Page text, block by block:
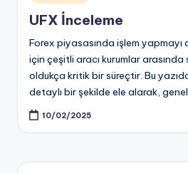
in
UFX İnceleme
Forex piyasasında işlem yapmayı
için çeşitli aracı kurumlar
oldukça kritik bir süreçtir. Bu
detaylı bir şekilde ele alarak,
10/02/2025